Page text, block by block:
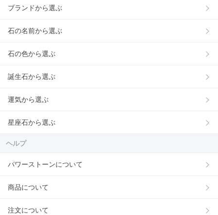
ブランドから選ぶ
石の名前から選ぶ
石の色から選ぶ
誕生石から選ぶ
運気から選ぶ
星座石から選ぶ
ヘルプ
パワーストーンについて
商品について
注文について